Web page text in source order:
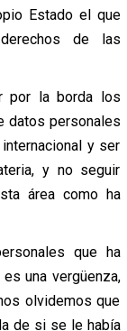
Estado el que
de las
por la borda los
datos personales
y ser
y no seguir
área como ha
que ha
una vergüenza,
olvidemos que
de si se le había